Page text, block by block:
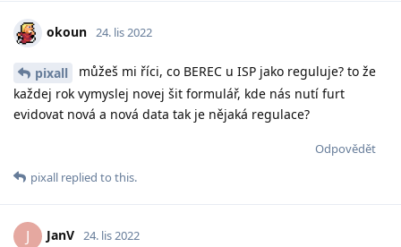
okoun 24. lis 2022
pixall
můžeš mi říci, co BEREC u ISP jako reguluje? to že
každej rok vymyslej novej šit formulář, kde nás nutí furt
evidovat nová a nová data tak je nějaká regulace?
Odpovědět
pixall replied to this.
J JanV 24. lis 2022